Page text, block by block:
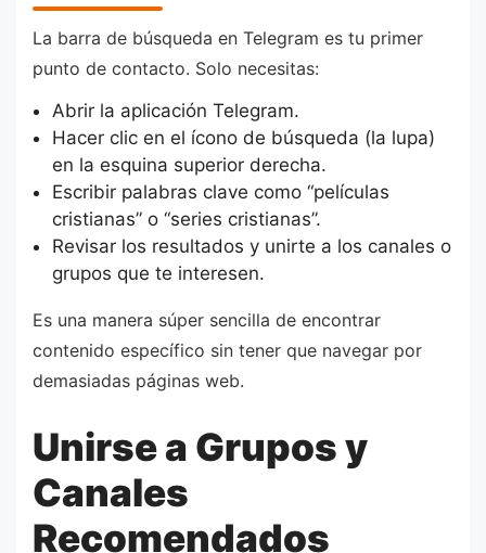
La barra de búsqueda en Telegram es tu primer
punto de contacto. Solo necesitas:
Abrir la aplicación Telegram.
Hacer clic en el ícono de búsqueda (la lupa)
en la esquina superior derecha.
Escribir palabras clave como “películas
cristianas” o “series cristianas”.
Revisar los resultados y unirte a los canales o
grupos que te interesen.
Es una manera súper sencilla de encontrar
contenido específico sin tener que navegar por
demasiadas páginas web.
Unirse a Grupos y
Canales
Recomendados